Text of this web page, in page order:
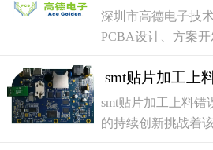
——2024年6月28日
硬科技产业园。此
实的一步，也预示
深圳市高德电子技
PCBA设计、方案
户提供专业的
车电子、通讯终端
消费电子、新能源
smt贴片加工上
smt贴片加工上料错
的持续创新挑战着